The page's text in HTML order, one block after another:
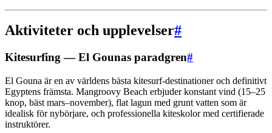
Aktiviteter och upplevelser#
Kitesurfing — El Gounas paradgren#
El Gouna är en av världens bästa kitesurf-destinationer och definitivt
Egyptens främsta. Mangroovy Beach erbjuder konstant vind (15–25
knop, bäst mars–november), flat lagun med grunt vatten som är
idealisk för nybörjare, och professionella kiteskolor med certifierade
instruktörer.